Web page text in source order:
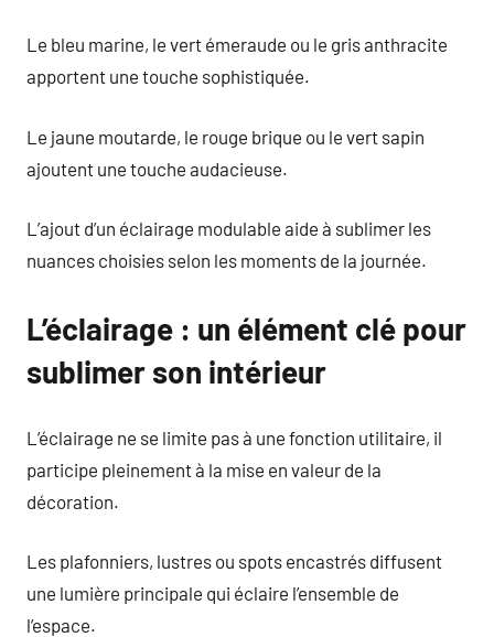
Le bleu marine, le vert émeraude ou le gris anthracite
apportent une touche sophistiquée.
Le jaune moutarde, le rouge brique ou le vert sapin
ajoutent une touche audacieuse.
L’ajout d’un éclairage modulable aide à sublimer les
nuances choisies selon les moments de la journée.
L’éclairage : un élément clé pour
sublimer son intérieur
L’éclairage ne se limite pas à une fonction utilitaire, il
participe pleinement à la mise en valeur de la
décoration.
Les plafonniers, lustres ou spots encastrés diffusent
une lumière principale qui éclaire l’ensemble de
l’espace.